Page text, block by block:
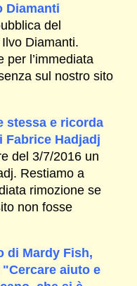
Diamanti
del
Diamanti.
per l’immediata
sul nostro sito
stessa e ricorda
Fabrice Hadjadj
del 3/7/2016 un
Restiamo a
rimozione se
non fosse
di Mardy Fish,
aiuto e